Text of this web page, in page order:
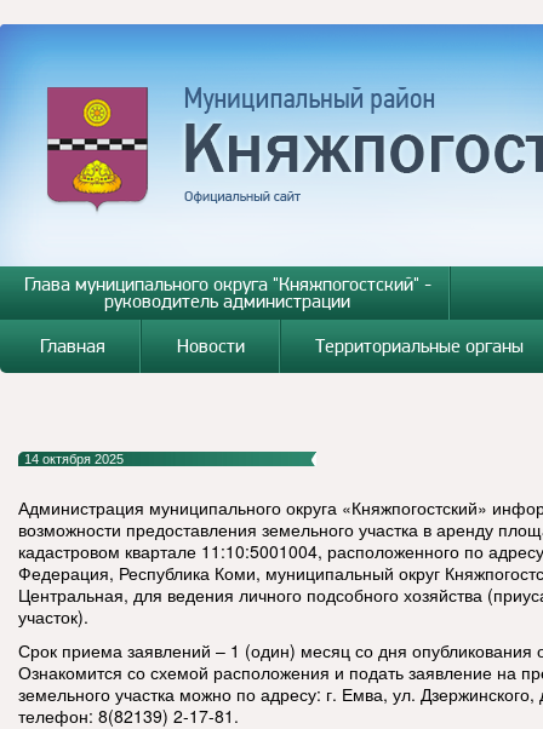
Глава муниципального округа "Княжпогостский" -
руководитель администрации
Главная
Новости Территориальные органы
14 октября 2025
Администрация муниципального округа «Княжпогостский»
возможности предоставления земельного участка в аренду
кадастровом квартале 11:10:5001004, расположенного по
Федерация, Республика Коми, муниципальный округ
Центральная, для ведения личного подсобного хозяйства
участок).
Срок приема заявлений – 1 (один) месяц со дня опубликования
Ознакомится со схемой расположения и подать заявление на
земельного участка можно по адресу: г. Емва, ул. Дзержинского,
телефон: 8(82139) 2-17-81.